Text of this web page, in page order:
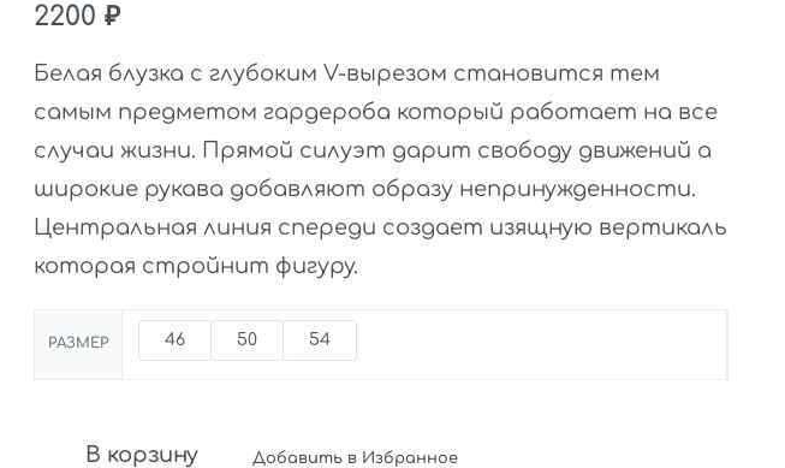
2200 ₽
Белая блузка с глубоким V-вырезом становится тем
самым предметом гардероба который работает на все
случаи жизни. Прямой силуэт дарит свободу движений а
широкие рукава добавляют образу непринужденности.
Центральная линия спереди создает изящную вертикаль
которая стройнит фигуру.
РАЗМЕР 46 50 54
В корзину Добавить в Избранное